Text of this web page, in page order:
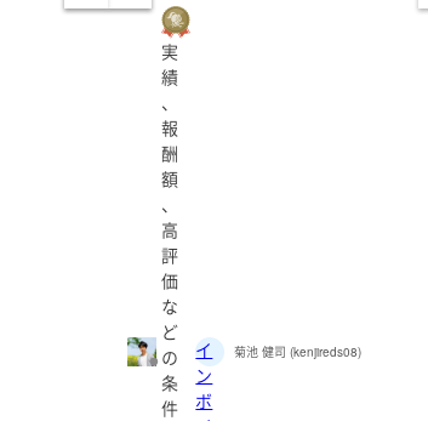
実
績
、
報
酬
額
、
高
評
価
な
ど
の
条
件
イ
ン
ボ
菊池 健司 (kenjireds08)